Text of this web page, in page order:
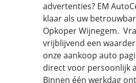
advertenties? EM
klaar als uw
Opkoper Wijnegem.
vrijblijvend een
onze aankoop auto
direct voor persoonlijk
Binnen één werkdag